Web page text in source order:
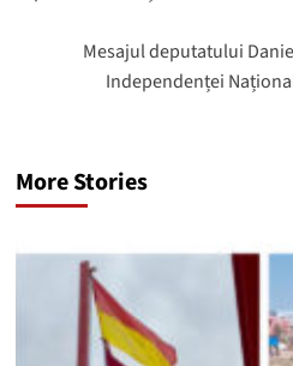
Mesajul deputatului
Independenței
More Stories